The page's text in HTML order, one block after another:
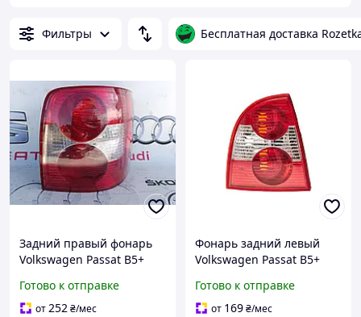
Фильтры Бесплатная доставка
Задний правый фонарь
Volkswagen Passat B5+
3B9945096AA
Готово к отправке
от252₴/мес
Фонарь задний левый
Volkswagen Passat B5+
Готово к отправке
от 169₴/мес